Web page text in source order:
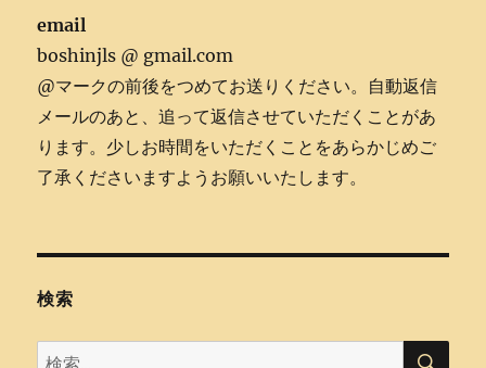
email
boshinjls @ gmail.com
@マークの前後をつめてお送りください。自動返信
メールのあと、追って返信させていただくことがあ
ります。少しお時間をいただくことをあらかじめご
了承くださいますようお願いいたします。
検索
検
検